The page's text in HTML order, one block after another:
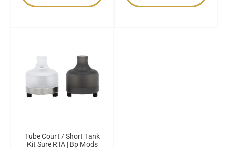
Tube Court / Short Tank
Kit Sure RTA | Bp Mods